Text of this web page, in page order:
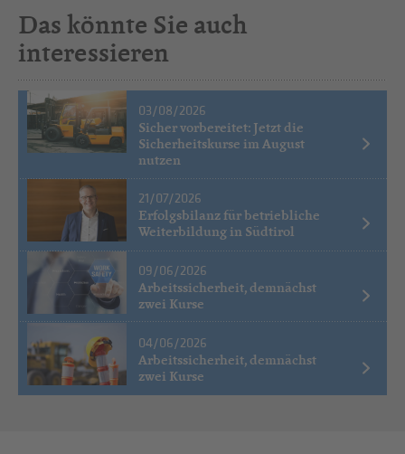
Das könnte Sie auch
interessieren
03/08/2026
Sicher vorbereitet: Jetzt die
Sicherheitskurse im August
nutzen
21/07/2026
Erfolgsbilanz für betriebliche
Weiterbildung in Südtirol
09/06/2026
Arbeitssicherheit, demnächst
zwei Kurse
04/06/2026
Arbeitssicherheit, demnächst
zwei Kurse